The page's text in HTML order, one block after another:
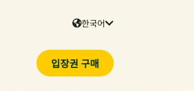
한국어
입장권 구매